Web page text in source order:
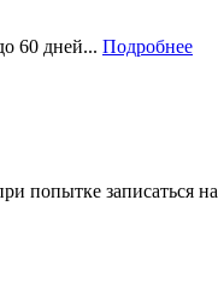
60 дней... Подробнее
попытке записаться на